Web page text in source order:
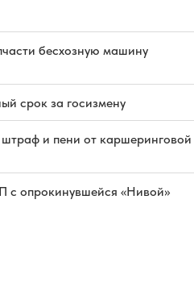
бесхозную машину
срок за госизмену
и пени от каршеринговой
с опрокинувшейся «Нивой»